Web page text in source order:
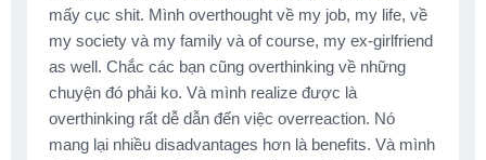
mấy cục shit. Mình overthought về my job, my life, về
my society và my family và of course, my ex-girlfriend
as well. Chắc các bạn cũng overthinking về những
chuyện đó phải ko. Và mình realize được là
overthinking rất dễ dẫn đến việc overreaction. Nó
mang lại nhiều disadvantages hơn là benefits. Và mình